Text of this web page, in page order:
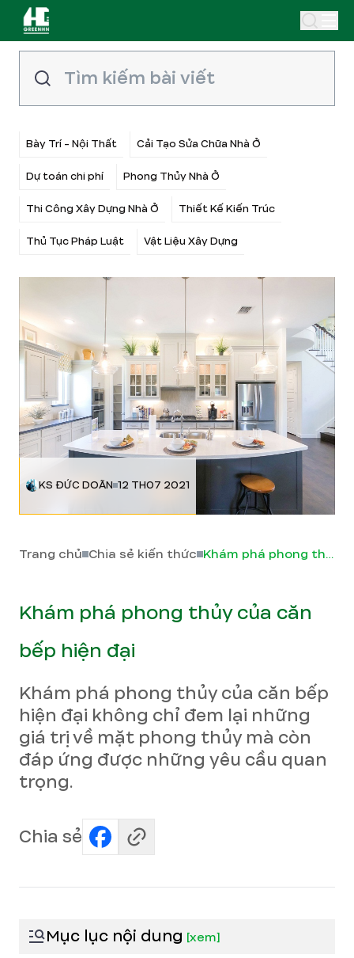
Bày Trí - Nội Thất Cải Tạo Sửa Chữa Nhà Ở
Dự toán chi phí Phong Thủy Nhà Ở
Thi Công Xây Dựng Nhà Ở Thiết Kế Kiến Trúc
Thủ Tục Pháp Luật Vật Liệu Xây Dựng
KS ĐỨC DOÃN 12 TH07 2021
Trang chủ Chia sẻ kiến thức Khám phá phong thủy của căn bếp hiện đại
Khám phá phong thủy của căn
bếp hiện đại
Khám phá phong thủy của căn bếp
hiện đại không chỉ đem lại những
giá trị về mặt phong thủy mà còn
đáp ứng được những yêu cầu quan
trọng.
Chia sẻ
Mục lục nội dung [xem]